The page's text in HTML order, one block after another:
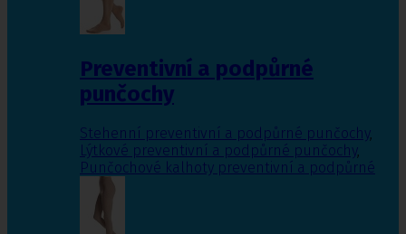
Preventivní a podpůrné
punčochy
Stehenní preventivní a podpůrné punčochy,
Lýtkové preventivní a podpůrné punčochy,
Punčochové kalhoty preventivní a podpůrné